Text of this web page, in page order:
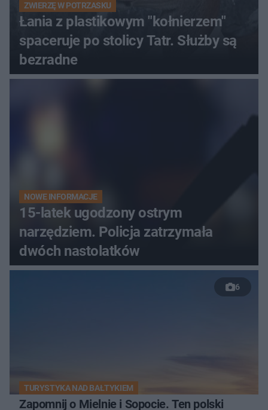
ZWIERZĘ W POTRZASKU
Łania z plastikowym "kołnierzem"
spaceruje po stolicy Tatr. Służby są
bezradne
NOWE INFORMACJE
15-latek ugodzony ostrym
narzędziem. Policja zatrzymała
dwóch nastolatków
6
TURYSTYKA NAD BAŁTYKIEM
Zapomnij o Mielnie i Sopocie. Ten polski